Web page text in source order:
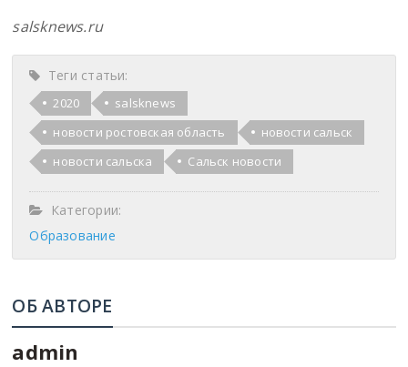
salsknews.ru
Теги статьи:
2020
salsknews
новости ростовская область
новости сальск
новости сальска
Сальск новости
Категории:
Образование
ОБ АВТОРЕ
admin